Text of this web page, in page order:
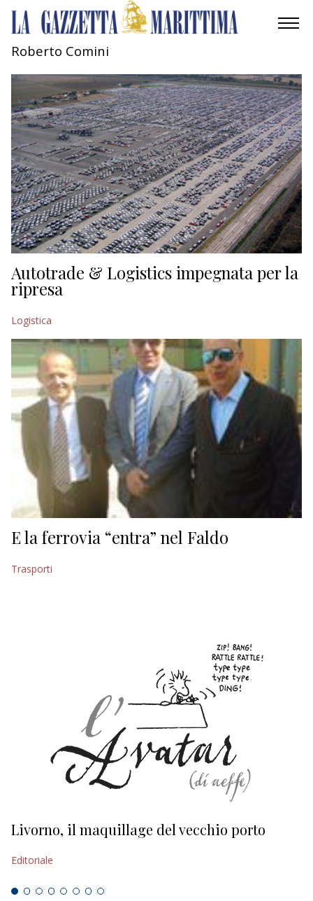
MOBILITÀ
INDUSTRIA
RICERCA
ECONOMIA
TURISMO
CULTURA
NAUTICA
EDITORIALI
Roberto Comini
Autotrade & Logistics impegnata per la
ripresa
Logistica
E la ferrovia “entra” nel Faldo
Trasporti
Livorno, il maquillage del vecchio porto
Editoriale